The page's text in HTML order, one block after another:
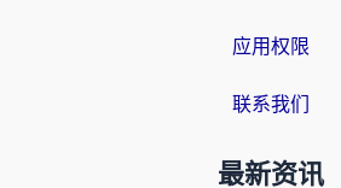
应用权限
联系我们
最新资讯